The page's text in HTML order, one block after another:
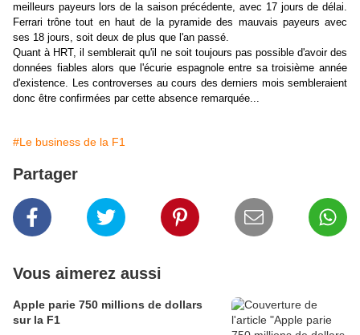
meilleurs payeurs lors de la saison précédente, avec 17 jours de délai.
Ferrari trône tout en haut de la pyramide des mauvais payeurs avec
ses 18 jours, soit deux de plus que l'an passé.
Quant à HRT, il semblerait qu'il ne soit toujours pas possible d'avoir des
données fiables alors que l'écurie espagnole entre sa troisième année
d'existence. Les controverses au cours des derniers mois sembleraient
donc être confirmées par cette absence remarquée...
#Le business de la F1
Partager
Vous aimerez aussi
Apple parie 750 millions de dollars
sur la F1